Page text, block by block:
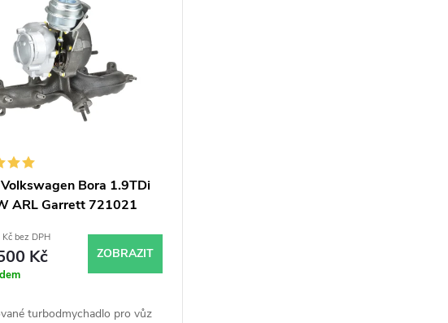
Bora 1.9TDi
ARL Garrett 721021
bez DPH
Kč ZOBRAZIT
turbodmychadlo pro vůz